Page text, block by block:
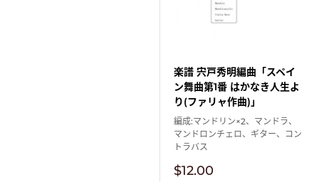
楽譜 宍戸秀明編曲「スペイ
ン舞曲第1番 はかなき人生よ
り(ファリャ作曲)」
編成:マンドリン×2、マンドラ、
マンドロンチェロ、ギター、コン
トラバス
販
$12.00